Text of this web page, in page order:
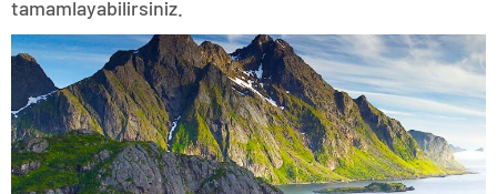
tamamlayabilirsiniz.